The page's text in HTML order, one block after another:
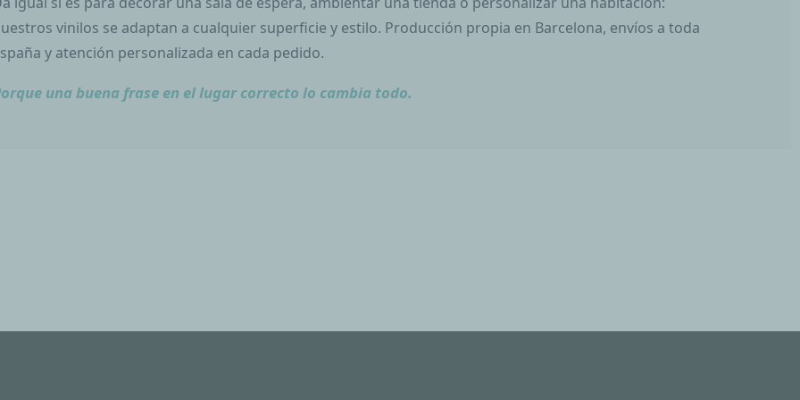
vinilos se adaptan a cualquier superficie y estilo. Producción propia en Barcelona, envíos a toda
y atención personalizada en cada pedido.
una buena frase en el lugar correcto lo cambia todo.